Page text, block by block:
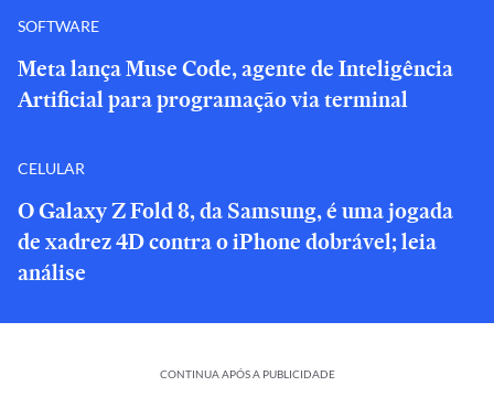
SOFTWARE
Meta lança Muse Code, agente de Inteligência
Artificial para programação via terminal
CELULAR
O Galaxy Z Fold 8, da Samsung, é uma jogada
de xadrez 4D contra o iPhone dobrável; leia
análise
CONTINUA APÓS A PUBLICIDADE